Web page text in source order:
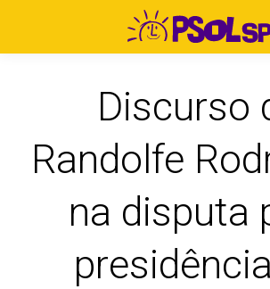
Discurso
Randolfe
na disputa